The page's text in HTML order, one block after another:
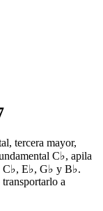
tercera mayor,
C♭, apila
C♭, E♭, G♭ y B♭.
a